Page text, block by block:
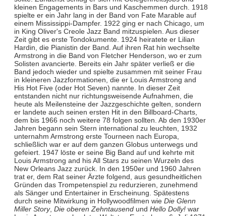
kleinen Engagements in Bars und Kaschemmen durch. 1918
spielte er ein Jahr lang in der Band von Fate Marable auf
einem Mississippi-Dampfer. 1922 ging er nach Chicago, um
in King Oliver's Creole Jazz Band mitzuspielen. Aus dieser
Zeit gibt es erste Tondokumente. 1924 heiratete er Lilian
Hardin, die Pianistin der Band. Auf ihren Rat hin wechselte
Armstrong in die Band von Fletcher Henderson, wo er zum
Solisten avancierte. Bereits ein Jahr später verließ er die
Band jedoch wieder und spielte zusammen mit seiner Frau
in kleineren Jazzformationen, die er Louis Armstrong and
His Hot Five (oder Hot Seven) nannte. In dieser Zeit
entstanden nicht nur richtungsweisende Aufnahmen, die
heute als Meilensteine der Jazzgeschichte gelten, sondern
er landete auch seinen ersten Hit in den Billboard-Charts,
dem bis 1966 noch weitere 78 folgen sollten. Ab den 1930er
Jahren begann sein Stern international zu leuchten, 1932
unternahm Armstrong erste Tourneen nach Europa,
schließlich war er auf dem ganzen Globus unterwegs und
gefeiert. 1947 löste er seine Big Band auf und kehrte mit
Louis Armstrong and his All Stars zu seinen Wurzeln des
New Orleans Jazz zurück. In den 1950er und 1960 Jahren
trat er, dem Rat seiner Ärzte folgend, aus gesundheitlichen
Gründen das Trompetenspiel zu redurzieren, zunehmend
als Sänger und Entertainer in Erscheinung. Spätestens
durch seine Mitwirkung in Hollywoodfilmen wie Die Glenn
Miller Story, Die oberen Zehntausendund Hello Dolly! war